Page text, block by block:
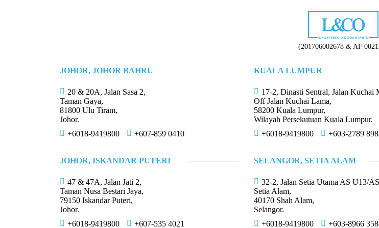
Integrated Reporting Services
Why Do We Need Tax
Monthly Tax Deduction (MTD)
Human Resources
How to Start Up a Business in
(201706002678 & AF
JOHOR, JOHOR BAHRU
20 & 20A, Jalan Sasa 2,
Taman Gaya,
81800 Ulu Tiram,
Johor.
+6018-9419800
+607-859 0410
JOHOR, ISKANDAR PUTERI
47 & 47A, Jalan Jati 2,
Taman Nusa Bestari Jaya,
79150 Iskandar Puteri,
Johor.
+6018-9419800
+607-535 4021
KUALA LUMPUR
17-2, Dinasti Sentral, Jalan Kuchai
Off Jalan Kuchai Lama,
58200 Kuala Lumpur,
Wilayah Persekutuan Kuala Lumpur.
+6018-9419800
+603-2789
SELANGOR, SETIA ALAM
32-2, Jalan Setia Utama AS U13/
Setia Alam,
40170 Shah Alam,
Selangor.
+6018-9419800
+603-8966